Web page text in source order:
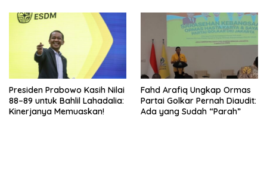
Presiden Prabowo Kasih Nilai
88–89 untuk Bahlil Lahadalia:
Kinerjanya Memuaskan!
Fahd Arafiq Ungkap Ormas
Partai Golkar Pernah Diaudit:
Ada yang Sudah “Parah”